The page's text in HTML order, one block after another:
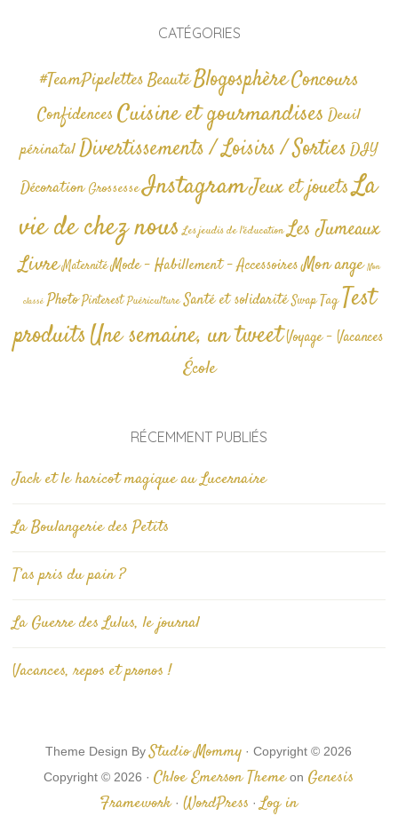
CATÉGORIES
#TeamPipelettesBeautéBlogosphèreConcours
Confidences Cuisine et gourmandises Deuil
périnatalDivertissements / Loisirs / SortiesDIY
Décoration GrossesseInstagramJeux et jouetsLa
vie de chez nous Les jeudis de l'éducation Les Jumeaux
Livre Maternité Mode - Habillement - AccessoiresMon ange Non
classé Photo Pinterest Puériculture Santé et solidarité Swap TagTest
produitsUne semaine, un tweetVoyage - Vacances
École
RÉCEMMENT PUBLIÉS
Jack et le haricot magique au Lucernaire
La Boulangerie des Petits
T’as pris du pain ?
La Guerre des Lulus, le journal
Vacances, repos et pronos !
Theme Design ByStudio Mommy · Copyright © 2026
Copyright © 2026 ·Chloe Emerson Themeon Genesis
Framework·WordPress ·Log in